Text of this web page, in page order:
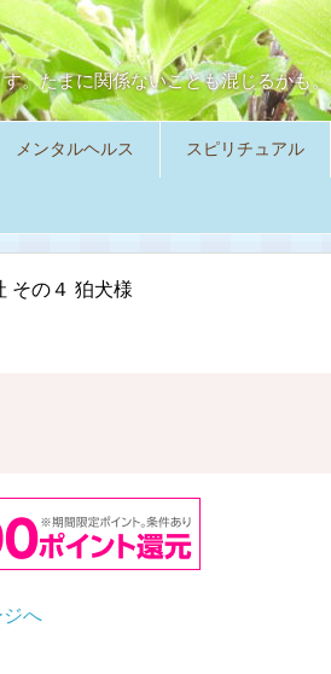
。たまに関係ないことも混じるかも。
メンタルヘルス スピリチュアル
その４ 狛犬様
へ